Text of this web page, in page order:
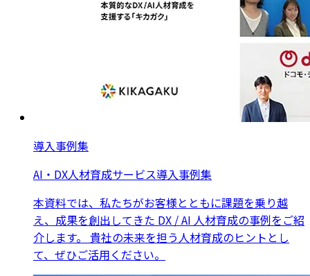
導入事例集
AI・DX人材育成サービス導入事例集
本資料では、私たちがお客様とともに課題を乗り越
え、成果を創出してきた DX / AI 人材育成の事例をご紹
介します。 貴社の未来を担う人材育成のヒントとし
て、ぜひご活用ください。